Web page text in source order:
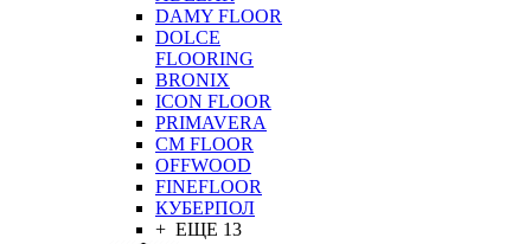
DAMY FLOOR
DOLCE
FLOORING
BRONIX
ICON FLOOR
PRIMAVERA
CM FLOOR
OFFWOOD
FINEFLOOR
КУБЕРПОЛ
+ ЕЩЕ 13